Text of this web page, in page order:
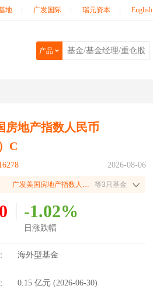
地 广发国际 瑞元资本 English
产品
房地产指数人民币
C
2026-08-06
广发美国房地产指数人民币（QDII）A 等3只基金
-1.02%
日涨跌幅
海外型基金
0.15 亿元 (2026-06-30)